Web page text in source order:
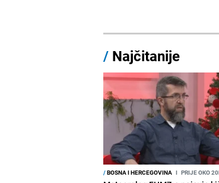
/ Najčitanije
/BOSNA I HERCEGOVINA I PRIJE OKO